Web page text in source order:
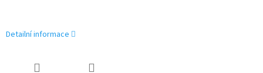
Detailní informace